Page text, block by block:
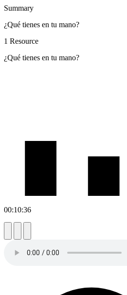
Summary
¿Qué tienes en tu mano?
1 Resource
¿Qué tienes en tu mano?
00:10:36